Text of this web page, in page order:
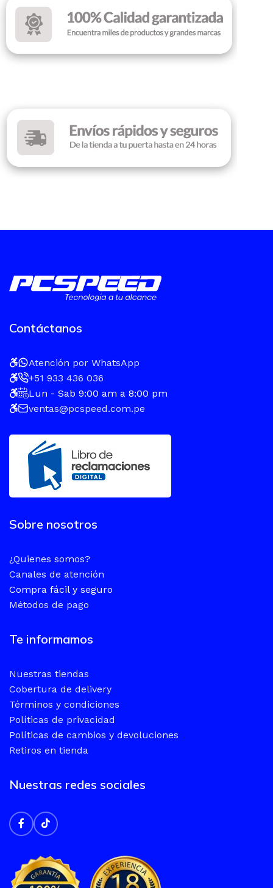
Contáctanos
Atención por WhatsApp
+51 933 436 036
Lun - Sab 9:00 am a 8:00 pm
ventas@pcspeed.com.pe
Sobre nosotros
¿Quienes somos?
Canales de atención
Compra fácil y seguro
Métodos de pago
Te informamos
Nuestras tiendas
Cobertura de delivery
Términos y condiciones
Políticas de privacidad
Políticas de cambios y devoluciones
Retiros en tienda
Nuestras redes sociales